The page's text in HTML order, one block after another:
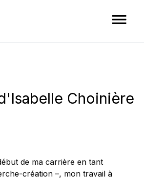
Choinière
de ma carrière en tant
création –, mon travail à